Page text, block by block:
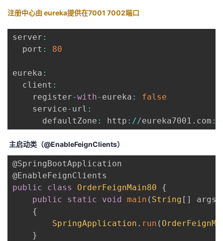
注册中心由 eureka提供在7001 7002端口
server :
  port
: 80
eureka :
  client
:
    register
-with- eureka :
false
    service
- url :
      defaultZone
: http : //eureka7001 . com :
主启动类（@EnableFeignClients）
@SpringBootApplication
@EnableFeignClients
public
class OrderFeignMain80
{
public
static void main ( String [ ] args
{
SpringApplication . run (
}